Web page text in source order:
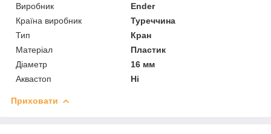
Виробник
Ender
Країна виробник
Туреччина
Тип
Кран
Матеріал
Пластик
Діаметр
16 мм
Аквастоп
Ні
Приховати